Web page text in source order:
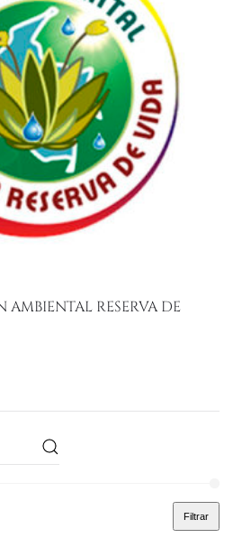
AMBIENTAL RESERVA DE
Filtrar